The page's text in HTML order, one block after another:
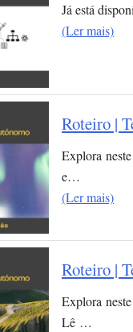
Já está
(Ler mais)
Roteiro |
Explora
e…
(Ler mais)
Roteiro |
Explora
Lê …